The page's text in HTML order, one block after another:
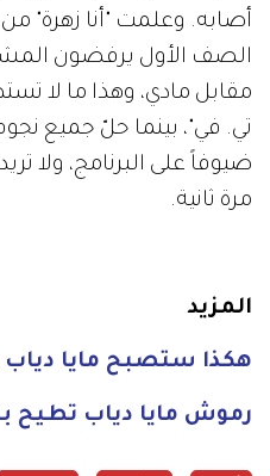
أصابه. وعلمت "أنا زهرة"
الصف الأول يرفضون
مقابل مادي، وهذا ما لا
تي. في"، بينما حلّ جميع
ضيوفاً على البرنامج، ولا
مرة ثانية.
المزيد
هكذا ستصبح مايا دياب في
رموش مايا دياب تطيح